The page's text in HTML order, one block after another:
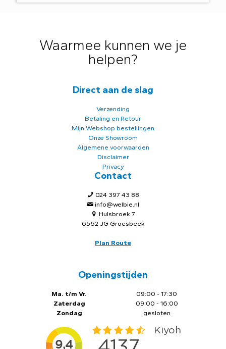
Waarmee kunnen we je
helpen?
Direct aan de slag
Verzending
Betaling en Retour
Mijn Webshop bestellingen
Onze Showroom
Algemene voorwaarden
Disclaimer
Privacy
Contact
024 397 43 88
info@welbie.nl
Hulsbroek 7
6562 JG Groesbeek
Plan Route
Openingstijden
Ma. t/m Vr.
Zaterdag
Zondag
09:00 - 17:30
09:00 - 16:00
gesloten